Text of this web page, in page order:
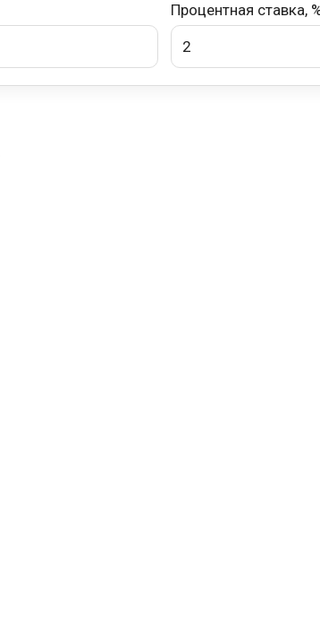
Процентная ставка,